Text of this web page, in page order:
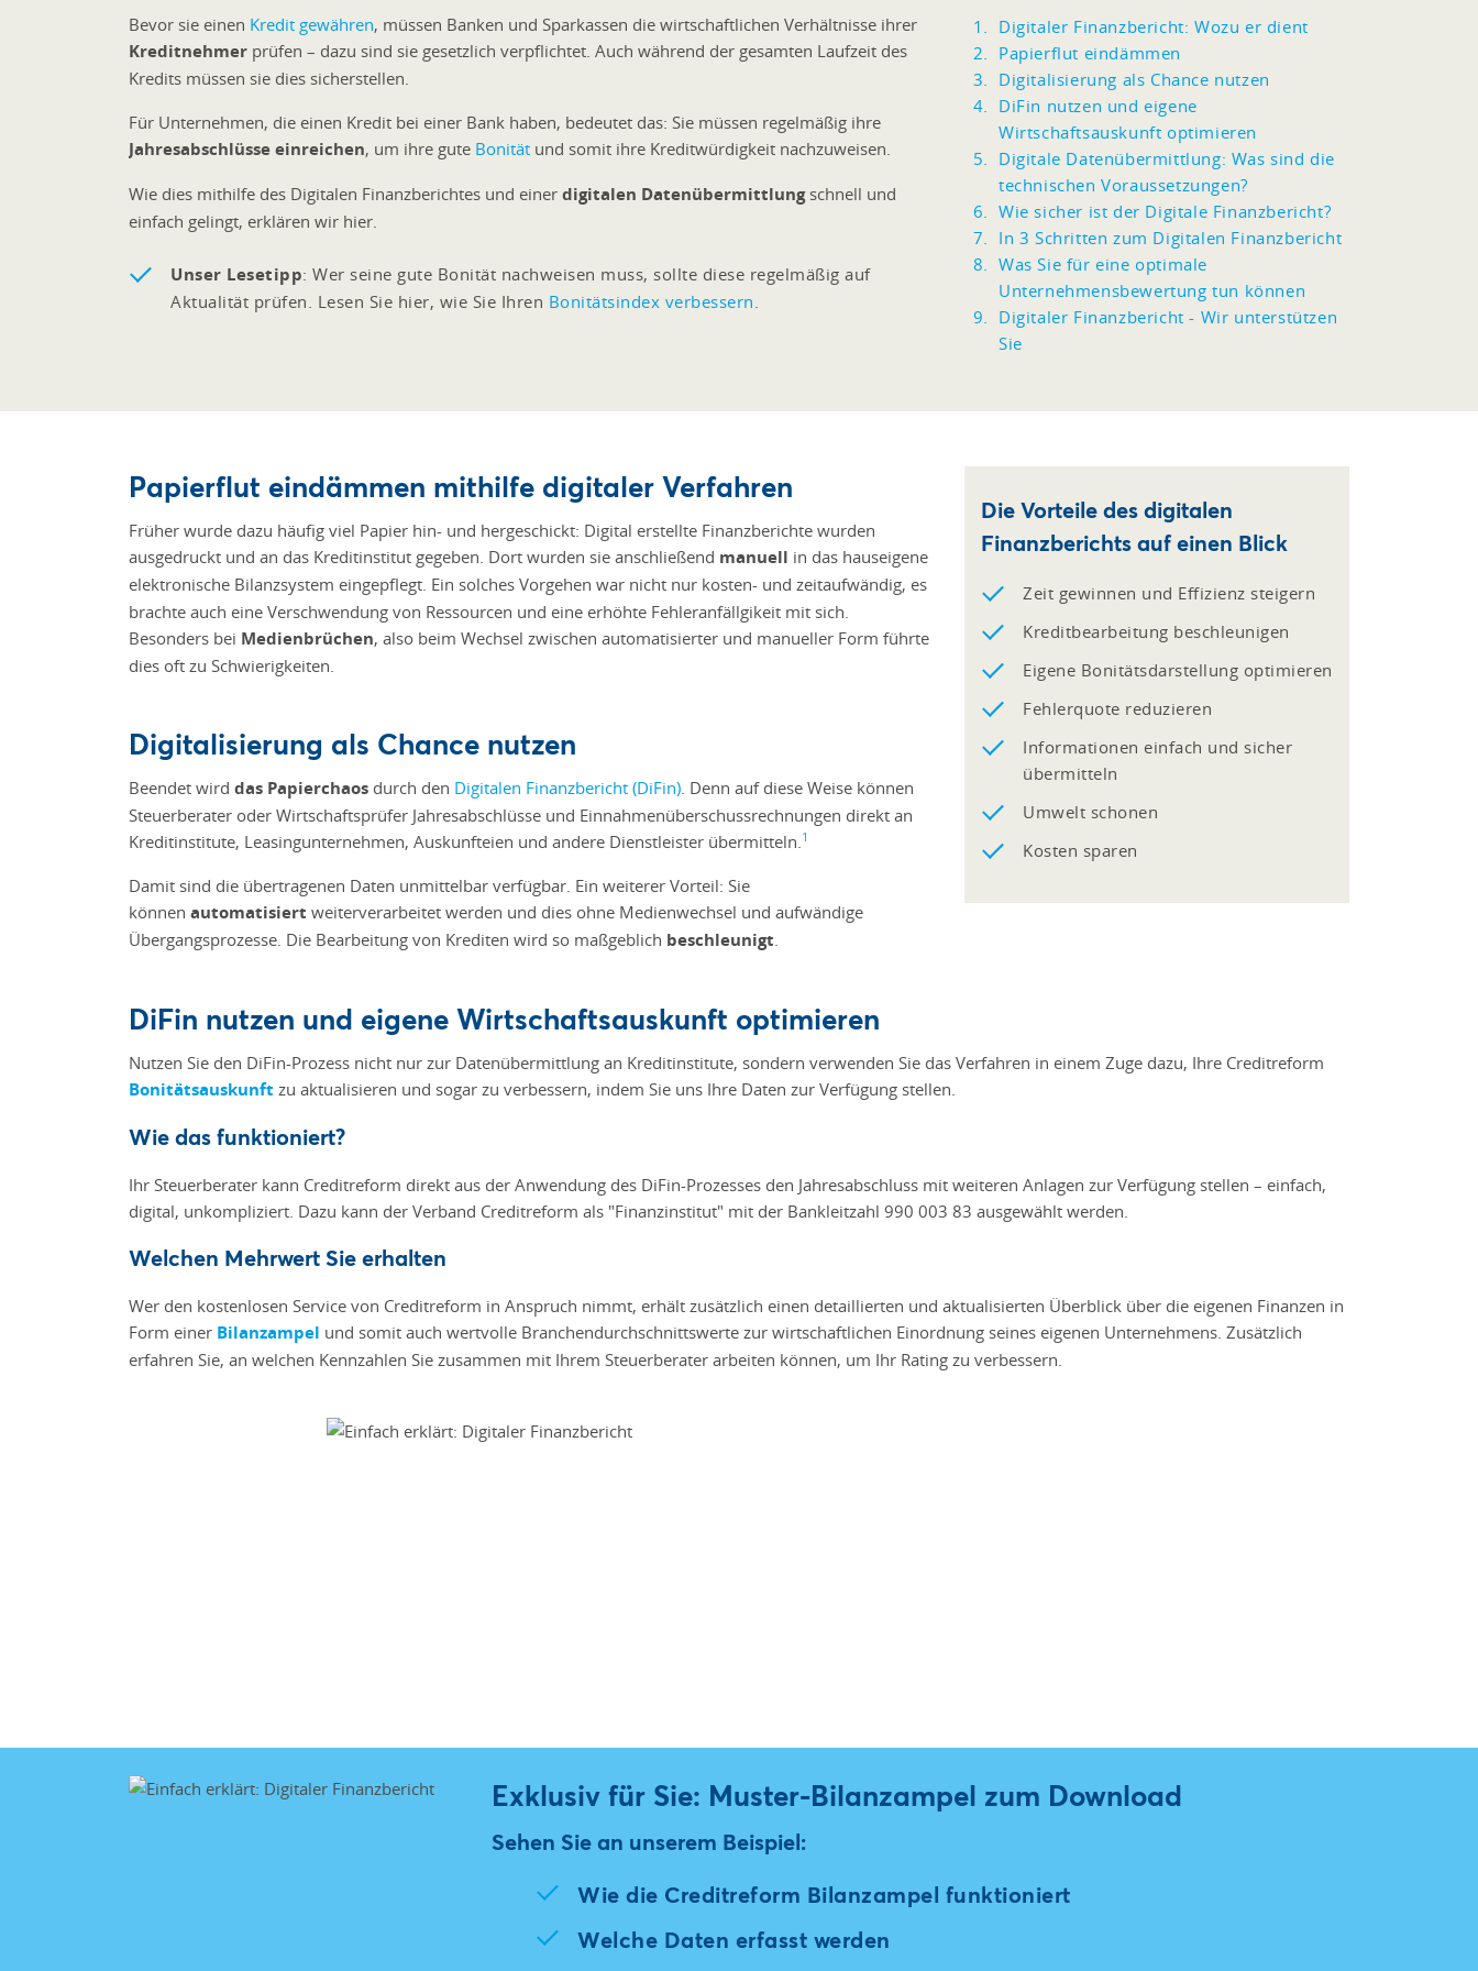
Bevor sie einen Kredit gewähren, müssen Banken und Sparkassen die wirtschaftlichen Verhältnisse ihrer
Kreditnehmer prüfen – dazu sind sie gesetzlich verpflichtet. Auch während der gesamten Laufzeit des
Kredits müssen sie dies sicherstellen.
Für Unternehmen, die einen Kredit bei einer Bank haben, bedeutet das: Sie müssen regelmäßig ihre
Jahresabschlüsse einreichen, um ihre gute Bonität und somit ihre Kreditwürdigkeit nachzuweisen.
Wie dies mithilfe des Digitalen Finanzberichtes und einer digitalen Datenübermittlungschnell und
einfach gelingt, erklären wir hier.
Unser Lesetipp: Wer seine gute Bonität nachweisen muss, sollte diese regelmäßig auf
Aktualität prüfen. Lesen Sie hier, wie Sie Ihren Bonitätsindex verbessern.
Digitaler Finanzbericht: Wozu er dient
Papierflut eindämmen
Digitalisierung als Chance nutzen
DiFin nutzen und eigene
Wirtschaftsauskunft optimieren
Digitale Datenübermittlung: Was sind die
technischen Voraussetzungen?
Wie sicher ist der Digitale Finanzbericht?
In 3 Schritten zum Digitalen Finanzbericht
Was Sie für eine optimale
Unternehmensbewertung tun können
Digitaler Finanzbericht - Wir unterstützen
Sie
Papierflut eindämmen mithilfe digitaler Verfahren
Früher wurde dazu häufig viel Papier hin- und hergeschickt: Digital erstellte Finanzberichte wurden
ausgedruckt und an das Kreditinstitut gegeben. Dort wurden sie anschließend manuell in das hauseigene
elektronische Bilanzsystem eingepflegt. Ein solches Vorgehen war nicht nur kosten- und zeitaufwändig, es
brachte auch eine Verschwendung von Ressourcen und eine erhöhte Fehleranfällgikeit mit sich.
Besonders bei Medienbrüchen, also beim Wechsel zwischen automatisierter und manueller Form führte
dies oft zu Schwierigkeiten.
Digitalisierung als Chance nutzen
Beendet wird das Papierchaos durch den Digitalen Finanzbericht (DiFin). Denn auf diese Weise können
Steuerberater oder Wirtschaftsprüfer Jahresabschlüsse und Einnahmenüberschussrechnungen direkt an
Kreditinstitute, Leasingunternehmen, Auskunfteien und andere Dienstleister übermitteln.1
Damit sind die übertragenen Daten unmittelbar verfügbar. Ein weiterer Vorteil: Sie
können automatisiert weiterverarbeitet werden und dies ohne Medienwechsel und aufwändige
Übergangsprozesse. Die Bearbeitung von Krediten wird so maßgeblich beschleunigt.
Die Vorteile des digitalen
Finanzberichts auf einen Blick
Zeit gewinnen und Effizienz steigern
Kreditbearbeitung beschleunigen
Eigene Bonitätsdarstellung optimieren
Fehlerquote reduzieren
Informationen einfach und sicher
übermitteln
Umwelt schonen
Kosten sparen
DiFin nutzen und eigene Wirtschaftsauskunft optimieren
Nutzen Sie den DiFin-Prozess nicht nur zur Datenübermittlung an Kreditinstitute, sondern verwenden Sie das Verfahren in einem Zuge dazu, Ihre Creditreform
Bonitätsauskunft zu aktualisieren und sogar zu verbessern, indem Sie uns Ihre Daten zur Verfügung stellen.
Wie das funktioniert?
Ihr Steuerberater kann Creditreform direkt aus der Anwendung des DiFin-Prozesses den Jahresabschluss mit weiteren Anlagen zur Verfügung stellen – einfach,
digital, unkompliziert. Dazu kann der Verband Creditreform als "Finanzinstitut" mit der Bankleitzahl 990 003 83 ausgewählt werden.
Welchen Mehrwert Sie erhalten
Wer den kostenlosen Service von Creditreform in Anspruch nimmt, erhält zusätzlich einen detaillierten und aktualisierten Überblick über die eigenen Finanzen in
Form einer Bilanzampel und somit auch wertvolle Branchendurchschnittswerte zur wirtschaftlichen Einordnung seines eigenen Unternehmens. Zusätzlich
erfahren Sie, an welchen Kennzahlen Sie zusammen mit Ihrem Steuerberater arbeiten können, um Ihr Rating zu verbessern.
Exklusiv für Sie: Muster-Bilanzampel zum Download
Sehen Sie an unserem Beispiel:
Wie die Creditreform Bilanzampel funktioniert
Welche Daten erfasst werden